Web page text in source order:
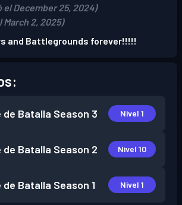
el December 25, 2024)
March 2, 2025)
and Battlegrounds forever!!!!!
de Batalla Season 3 Nivel 1
de Batalla Season 2 Nivel 10
de Batalla Season 1 Nivel 1